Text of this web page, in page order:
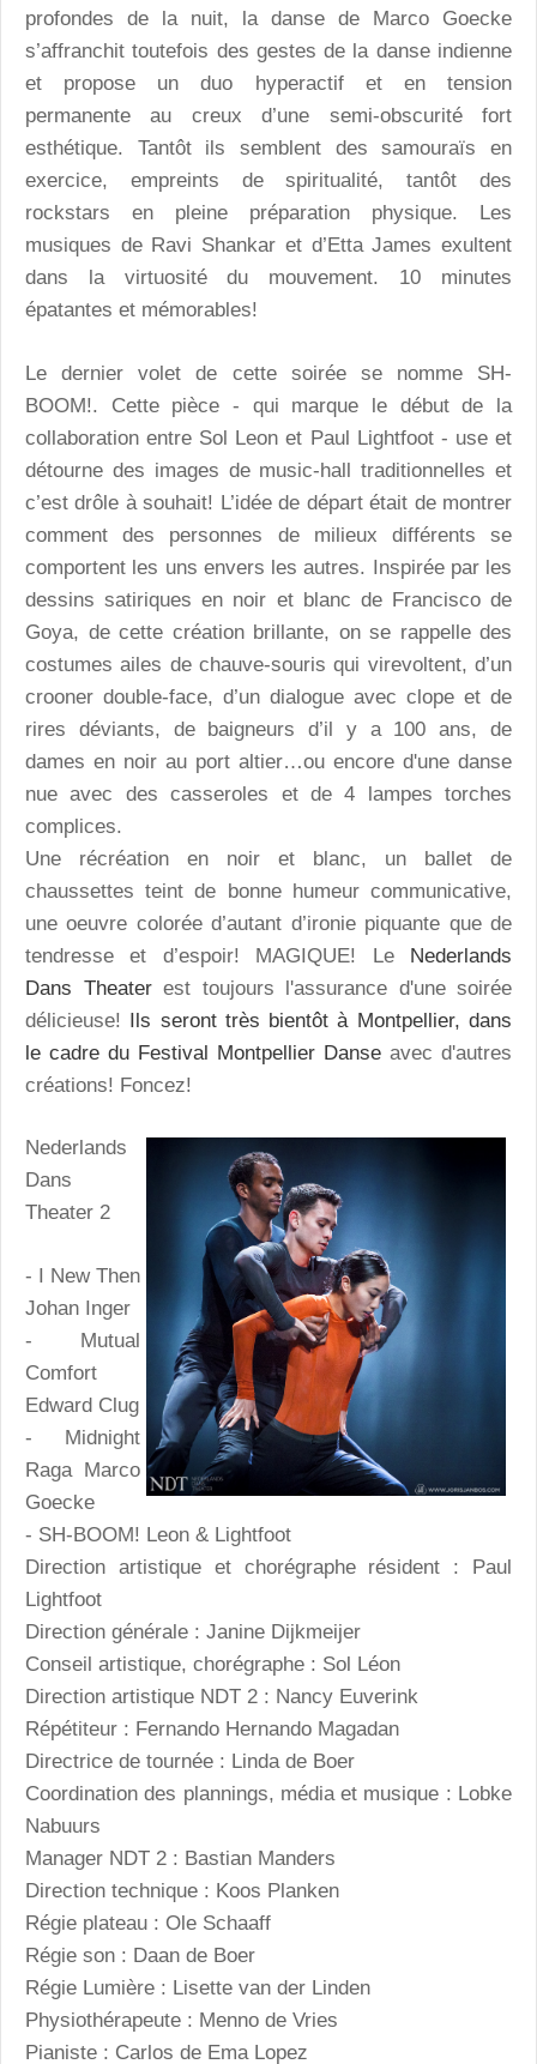
profondes de la nuit, la danse de Marco Goecke
s’affranchit toutefois des gestes de la danse indienne
et propose un duo hyperactif et en tension
permanente au creux d’une semi-obscurité fort
esthétique. Tantôt ils semblent des samouraïs en
exercice, empreints de spiritualité, tantôt des
rockstars en pleine préparation physique. Les
musiques de Ravi Shankar et d’Etta James exultent
dans la virtuosité du mouvement. 10 minutes
épatantes et mémorables!
Le dernier volet de cette soirée se nomme SH-
BOOM!. Cette pièce - qui marque le début de la
collaboration entre Sol Leon et Paul Lightfoot - use et
détourne des images de music-hall traditionnelles et
c’est drôle à souhait! L’idée de départ était de montrer
comment des personnes de milieux différents se
comportent les uns envers les autres. Inspirée par les
dessins satiriques en noir et blanc de Francisco de
Goya, de cette création brillante, on se rappelle des
costumes ailes de chauve-souris qui virevoltent, d’un
crooner double-face, d’un dialogue avec clope et de
rires déviants, de baigneurs d’il y a 100 ans, de
dames en noir au port altier…ou encore d'une danse
nue avec des casseroles et de 4 lampes torches
complices.
Une récréation en noir et blanc, un ballet de
chaussettes teint de bonne humeur communicative,
une oeuvre colorée d’autant d’ironie piquante que de
tendresse et d’espoir! MAGIQUE! Le Nederlands
Dans Theaterest toujours l'assurance d'une soirée
délicieuse! Ils seront très bientôt à Montpellier, dans
le cadre du Festival Montpellier Danse avec d'autres
créations! Foncez!
Nederlands
Dans
Theater 2
- I New Then
Johan Inger
- Mutual
Comfort
Edward Clug
- Midnight
Raga Marco
Goecke
- SH-BOOM! Leon & Lightfoot
Direction artistique et chorégraphe résident : Paul
Lightfoot
Direction générale : Janine Dijkmeijer
Conseil artistique, chorégraphe : Sol Léon
Direction artistique NDT 2 : Nancy Euverink
Répétiteur : Fernando Hernando Magadan
Directrice de tournée : Linda de Boer
Coordination des plannings, média et musique : Lobke
Nabuurs
Manager NDT 2 : Bastian Manders
Direction technique : Koos Planken
Régie plateau : Ole Schaaff
Régie son : Daan de Boer
Régie Lumière : Lisette van der Linden
Physiothérapeute : Menno de Vries
Pianiste : Carlos de Ema Lopez